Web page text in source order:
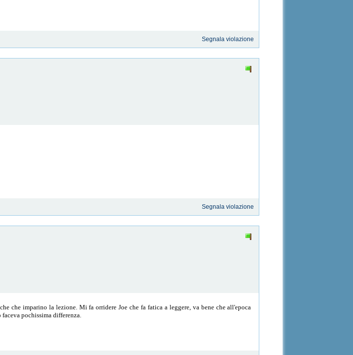
Segnala violazione
Segnala violazione
che imparino la lezione. Mi fa orridere Joe che fa fatica a leggere, va bene che all'epoca
pochissima differenza.